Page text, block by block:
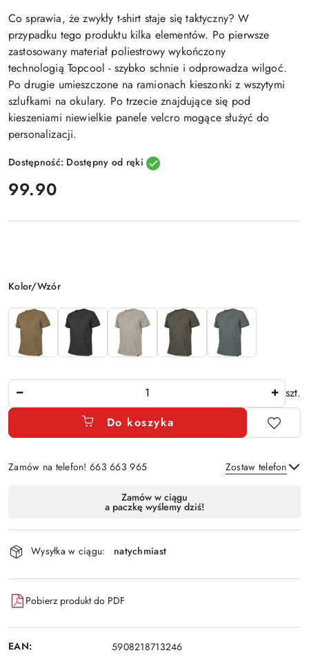
Co sprawia, że zwykły t-shirt staje siętaktyczny? W
przypadku tego produktu kilka elementów. Po pierwsze
zastosowany materiał poliestrowy wykończony
technologią Topcool -szybko schnie i odprowadza wilgoć.
Po drugie umieszczone na ramionach kieszonki z wszytymi
szlufkami na okulary. Po trzecie znajdujące się pod
kieszeniami niewielkie panele velcromogące służyć do
personalizacji.
Dostępność: Dostępny od ręki
cena:
99.90
Wariant
Kolor/Wzór
szt.
Do koszyka
Zamów na telefon! 663 663 965 Zostaw telefon
Wyślij
dostawa
Zamów w ciągu
a paczkę wyślemy dziś!
Wysyłka w ciągu: natychmiast
Pobierz produkt do PDF
EAN: 5908218713246